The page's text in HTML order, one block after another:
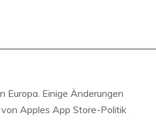
Europa. Einige Änderungen
Apples App Store-Politik